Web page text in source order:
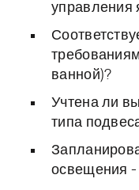
управления
ванной)?
Учтена ли
типа
освещения